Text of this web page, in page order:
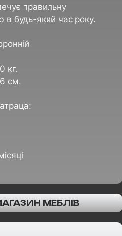
правильну
в будь-який час року.
кг.
см.
МЕБЛІВ